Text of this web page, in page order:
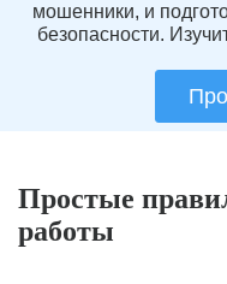
мошенники, и
безопасности.
Простые
работы